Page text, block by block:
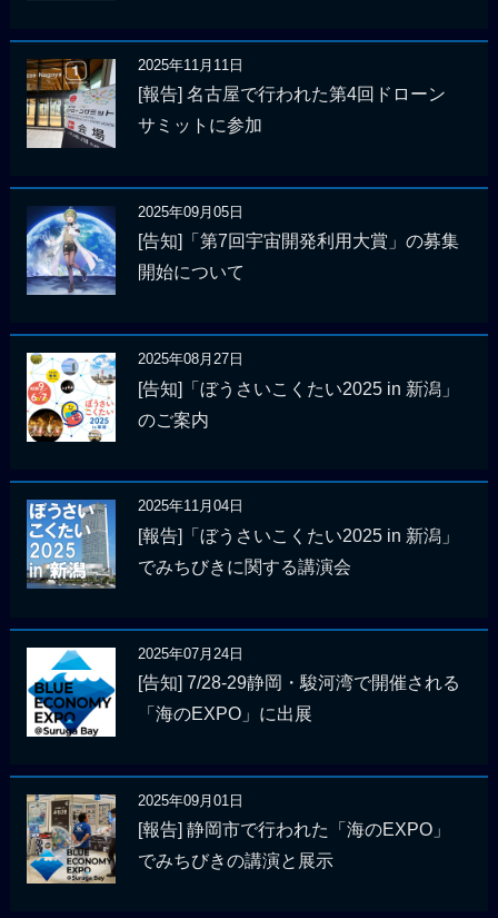
2025年11月11日
[報告] 名古屋で行われた第4回ドローン
サミットに参加
2025年09月05日
[告知]「第7回宇宙開発利用大賞」の募集
開始について
2025年08月27日
[告知]「ぼうさいこくたい2025 in 新潟」
のご案内
2025年11月04日
[報告]「ぼうさいこくたい2025 in 新潟」
でみちびきに関する講演会
2025年07月24日
[告知] 7/28-29静岡・駿河湾で開催される
「海のEXPO」に出展
2025年09月01日
[報告] 静岡市で行われた「海のEXPO」
でみちびきの講演と展示